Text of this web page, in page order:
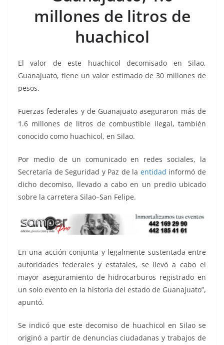
o p er
millones de litros de
huachicol
El valor de este huachicol decomisado en Silao,
Guanajuato, tiene un valor estimado de 30 millones de
pesos.
Fuerzas federales y de Guanajuato aseguraron más de
1.6 millones de litros de combustible ilegal, también
conocido como huachicol, en Silao.
Por medio de un comunicado en redes sociales, la
Secretaría de Seguridad y Paz de la entidad informó de
dicho decomiso, llevado a cabo en un predio ubicado
sobre la carretera Silao–San Felipe.
En una acción conjunta y legalmente sustentada entre
autoridades federales y estatales, se llevó a cabo el
mayor aseguramiento de hidrocarburos registrado en
un solo evento en la historia del estado de Guanajuato”,
apuntó.
Se indicó que este decomiso de huachicol en Silao se
originó a partir de denuncias ciudadanas y trabajos de